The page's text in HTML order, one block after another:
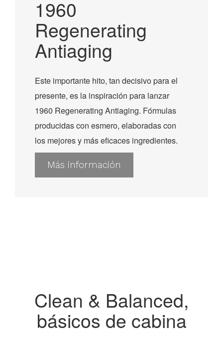
1960
Regenerating
Antiaging
Este importante hito, tan decisivo para el
presente, es la inspiración para lanzar
1960 Regenerating Antiaging. Fórmulas
producidas con esmero, elaboradas con
los mejores y más eficaces ingredientes.
Más información
Clean & Balanced,
básicos de cabina